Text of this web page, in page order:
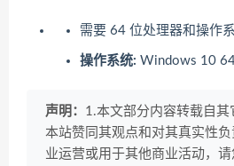
需要 64 位处理器和操作
操作系统: Windows 10
声明： 1.本文部分内容转载自
本站赞同其观点和对其真实性
业运营或用于其他商业活动，